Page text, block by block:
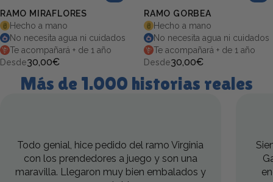
5.0 (3)
RAMO MIRAFLORES
Hecho a mano
No necesita agua ni cuidados
Te acompañará + de 1 año
Desde30,00€
5.0 (6)
RAMO GORBEA
Hecho a mano
No necesita agua ni cuidados
Te acompañará + de 1 año
Desde30,00€
Más de 1.000 historias reales
Todo genial, hice pedido del ramo Virginia
con los prendedores a juego y son una
maravilla. Llegaron muy bien embalados y